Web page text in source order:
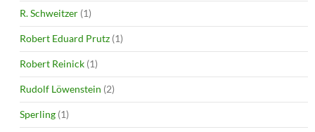
R. Schweitzer (1)
Robert Eduard Prutz (1)
Robert Reinick (1)
Rudolf Löwenstein (2)
Sperling (1)